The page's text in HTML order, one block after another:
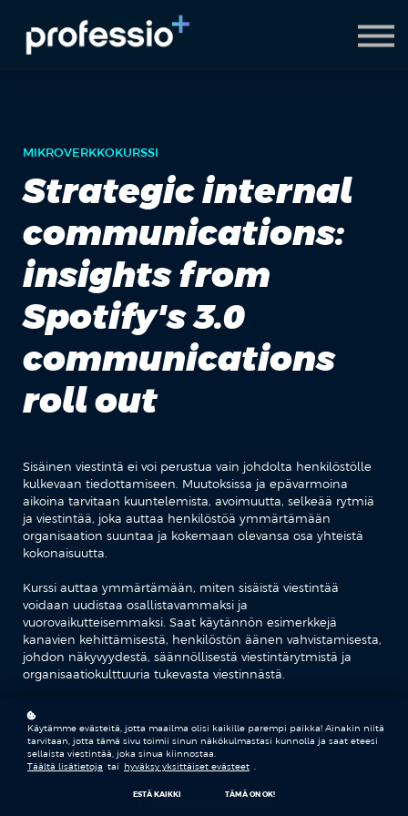
AI Coach
Pyydä demo
MIKROVERKKOKURSSI
Strategic internal
communications:
insights from
Spotify's 3.0
communications
roll out
Sisäinen viestintä ei voi perustua vain johdolta henkilöstölle
kulkevaan tiedottamiseen. Muutoksissa ja epävarmoina
aikoina tarvitaan kuuntelemista, avoimuutta, selkeää rytmiä
ja viestintää, joka auttaa henkilöstöä ymmärtämään
organisaation suuntaa ja kokemaan olevansa osa yhteistä
kokonaisuutta.
Kurssi auttaa ymmärtämään, miten sisäistä viestintää
voidaan uudistaa osallistavammaksi ja
vuorovaikutteisemmaksi. Saat käytännön esimerkkejä
kanavien kehittämisestä, henkilöstön äänen vahvistamisesta,
johdon näkyvyydestä, säännöllisestä viestintärytmistä ja
organisaatiokulttuuria tukevasta viestinnästä.
Teemat
Käytämme evästeitä, jotta maailma olisi kaikille parempi paikka! Ainakin niitä
tarvitaan, jotta tämä sivu toimii sinun näkökulmastasi kunnolla ja saat eteesi
sellaista viestintää, joka sinua kiinnostaa.
Täältä lisätietoja tai hyväksy yksittäiset evästeet
ESTÄ KAIKKI TÄMÄ ON OK!